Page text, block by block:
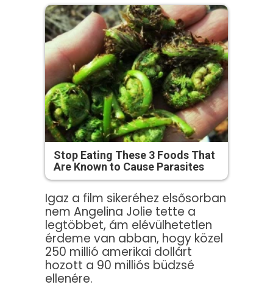
Stop Eating These 3 Foods That
Are Known to Cause Parasites
Igaz a film sikeréhez elsősorban
nem Angelina Jolie tette a
legtöbbet, ám elévülhetetlen
érdeme van abban, hogy közel
250 millió amerikai dollárt
hozott a 90 milliós büdzsé
ellenére.